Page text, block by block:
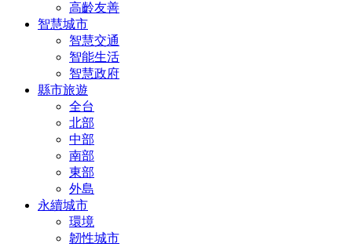
高齡友善
智慧城市
智慧交通
智能生活
智慧政府
縣市旅遊
全台
北部
中部
南部
東部
外島
永續城市
環境
韌性城市